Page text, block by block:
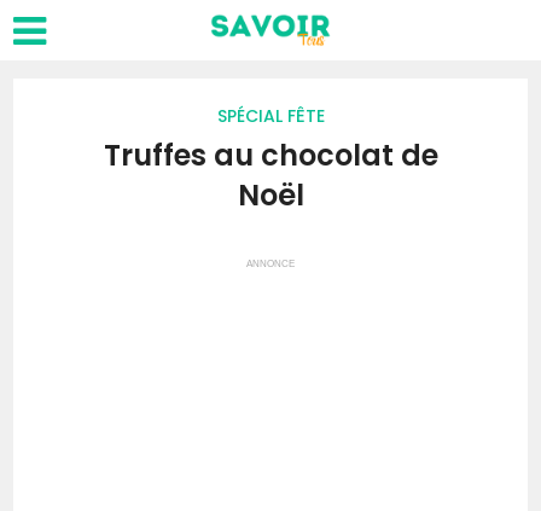
SPÉCIAL FÊTE
Truffes au chocolat de
Noël
ANNONCE